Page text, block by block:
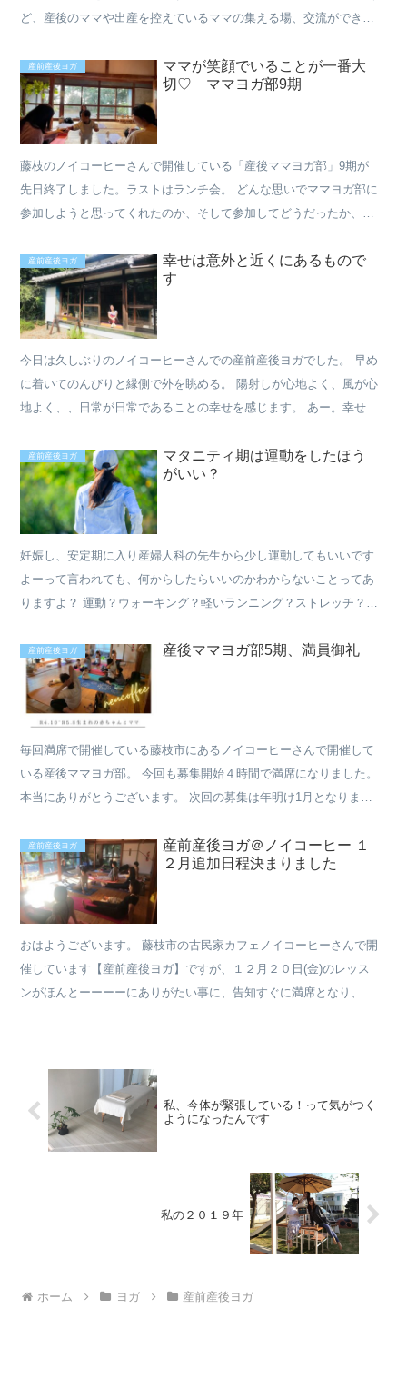
ど、産後のママや出産を控えているママの集える場、交流ができる
産前産後ヨガ
ママが笑顔でいることが一番大
切♡ ママヨガ部9期
藤枝のノイコーヒーさんで開催している「産後ママヨガ部」9期が
先日終了しました。ラストはランチ会。 どんな思いでママヨガ部に
参加しようと思ってくれたのか、そして参加してどうだったか、、
産前産後ヨガ
幸せは意外と近くにあるもので
す
今日は久しぶりのノイコーヒーさんでの産前産後ヨガでした。 早め
に着いてのんびりと縁側で外を眺める。 陽射しが心地よく、風が心
地よく、、日常が日常であることの幸せを感じます。 あー。幸せ。
産前産後ヨガ
マタニティ期は運動をしたほう
がいい？
妊娠し、安定期に入り産婦人科の先生から少し運動してもいいです
よーって言われても、何からしたらいいのかわからないことってあ
りますよ？ 運動？ウォーキング？軽いランニング？ストレッチ？
産前産後ヨガ 産後ママヨガ部5期、満員御礼
毎回満席で開催している藤枝市にあるノイコーヒーさんで開催して
いる産後ママヨガ部。 今回も募集開始４時間で満席になりました。
本当にありがとうございます。 次回の募集は年明け1月となりま
産前産後ヨガ
産前産後ヨガ＠ノイコーヒー １
２月追加日程決まりました
おはようございます。 藤枝市の古民家カフェノイコーヒーさんで開
催しています【産前産後ヨガ】ですが、１２月２０日(金)のレッス
ンがほんとーーーーにありがたい事に、告知すぐに満席となり、、
私、今体が緊張している！って気がつく
ようになったんです
私の２０１９年
ホーム ヨガ 産前産後ヨガ